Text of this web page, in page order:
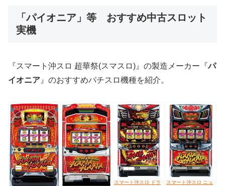
値下げ台
「パイオニア」等 おすすめ中古スロット
実機
『スマート沖スロ 超華祭(スマスロ)』の製造メーカー『パ
イオニア 』のおすすめパチスロ機種を紹介。
スマート沖スロ ドラ
スマート沖スロ ニュ